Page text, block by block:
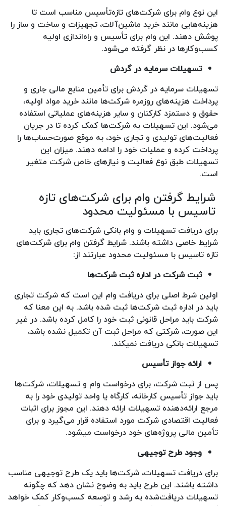
این نوع وام برای شرکت‌های تازه‌تأسیس مناسب است تا
هزینه‌هایی مانند خرید ماشین‌آلات، تجهیزات و ساخت و ساز را
پوشش دهند. این وام برای تأسیس و راه‌اندازی اولیه
کسب‌وکارها در نظر گرفته می‌شود.
تسهیلات سرمایه در گردش
تسهیلات سرمایه در گردش برای تأمین منابع مالی جاری و
پرداخت هزینه‌های روزمره شرکت‌ها مانند خرید مواد اولیه،
حقوق و دستمزد کارکنان و سایر هزینه‌های عملیاتی استفاده
می‌شود. این تسهیلات به شرکت‌ها کمک کرده تا در جریان
فعالیت‌های تولیدی و تجاری خود، به موقع صورت‌حساب‌ها را
پرداخت کرده و عملیات خود را ادامه دهند. میزان این
تسهیلات طبق نوع فعالیت و نیازهای خاص شرکت متغیر
است.
شرایط گرفتن وام برای شرکت‌های تازه
تاسیس با مسئولیت محدود
برای دریافت تسهیلات و وام بانکی شرکت‌های تجاری باید
شرایط خاصی داشته باشند. شرایط گرفتن وام برای شرکت‌های
تازه تاسیس با مسئولیت محدود عبارتند از:
ثبت شرکت در اداره ثبت شرکت‌ها
اولین شرط اصلی برای دریافت وام این است که شرکت تجاری
باید در اداره ثبت شرکت‌ها ثبت شده باشد. به این معنا که
شرکت باید مراحل قانونی ثبت خود را کامل کرده باشد. در غیر
این صورت، شرکتی که مراحل ثبت آن تکمیل نشده باشد،
تسهیلات بانکی دریافت نمیکند.
ارائه جواز تأسیس
پس از ثبت شرکت، برای درخواست وام و تسهیلات، شرکت‌ها
باید جواز تأسیس کارخانه، کارگاه یا واحد تولیدی خود را به
مرجع ارائه‌دهنده تسهیلات ارائه دهند. این مجوز برای اثبات
فعالیت اقتصادی شرکت مورد استفاده قرار می‌گیرد و برای
تأمین مالی پروژه‌های خود درخواست میشود.
وجود طرح توجیهی
برای دریافت تسهیلات، شرکت‌ها باید یک طرح توجیهی مناسب
داشته باشند. این طرح باید به وضوح نشان دهد که چگونه
تسهیلات دریافت‌شده به رشد و توسعه کسب‌وکار کمک خواهد